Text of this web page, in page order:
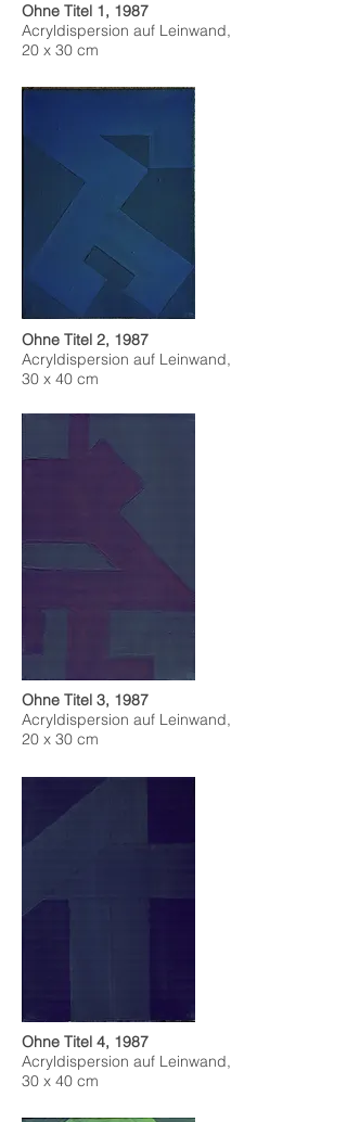
Ohne Titel 1, 1987
Acryldispersion auf Leinwand,
20 x 30 cm
Ohne Titel 2, 1987
Acryldispersion auf Leinwand,
30 x 40 cm
Ohne Titel 3, 1987
Acryldispersion auf Leinwand,
20 x 30 cm
Ohne Titel 4, 1987
Acryldispersion auf Leinwand,
30 x 40 cm